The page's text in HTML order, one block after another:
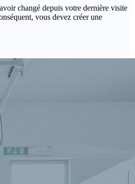
changé depuis votre dernière visite
vous devez créer une